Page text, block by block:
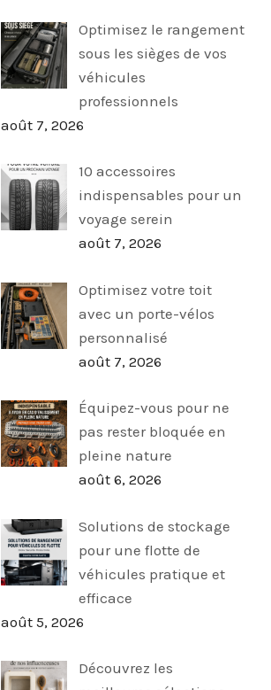
Optimisez le rangement
sous les sièges de vos
véhicules
professionnels
août 7, 2026
10 accessoires
indispensables pour un
voyage serein
août 7, 2026
Optimisez votre toit
avec un porte-vélos
personnalisé
août 7, 2026
Équipez-vous pour ne
pas rester bloquée en
pleine nature
août 6, 2026
Solutions de stockage
pour une flotte de
véhicules pratique et
efficace
août 5, 2026
Découvrez les